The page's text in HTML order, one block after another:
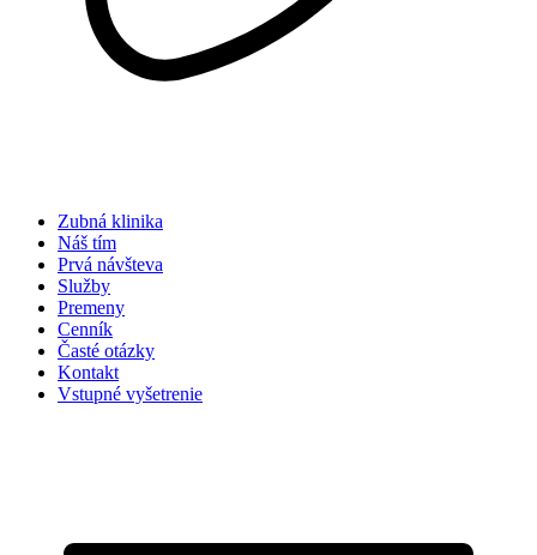
Zubná klinika
Náš tím
Prvá návšteva
Služby
Premeny
Cenník
Časté otázky
Kontakt
Vstupné vyšetrenie